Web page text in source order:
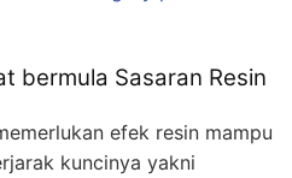
bermula Sasaran Resin
efek resin mampu
kuncinya yakni